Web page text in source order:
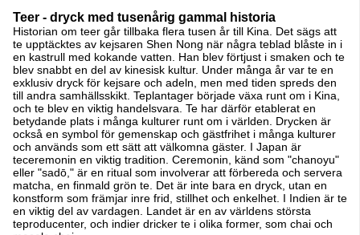
Teer - dryck med tusenårig gammal historia
Historian om teer går tillbaka flera tusen år till Kina. Det sägs att
te upptäcktes av kejsaren Shen Nong när några teblad blåste in i
en kastrull med kokande vatten. Han blev förtjust i smaken och te
blev snabbt en del av kinesisk kultur. Under många år var te en
exklusiv dryck för kejsare och adeln, men med tiden spreds den
till andra samhällsskikt. Teplantager började växa runt om i Kina,
och te blev en viktig handelsvara. Te har därför etablerat en
betydande plats i många kulturer runt om i världen. Drycken är
också en symbol för gemenskap och gästfrihet i många kulturer
och används som ett sätt att välkomna gäster. I Japan är
teceremonin en viktig tradition. Ceremonin, känd som "chanoyu"
eller "sadō," är en ritual som involverar att förbereda och servera
matcha, en finmald grön te. Det är inte bara en dryck, utan en
konstform som främjar inre frid, stillhet och enkelhet. I Indien är te
en viktig del av vardagen. Landet är en av världens största
teproducenter, och indier dricker te i olika former, som chai och